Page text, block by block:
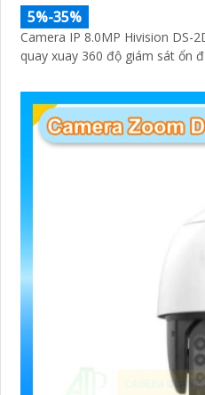
5%-35%
Camera IP 8.0MP Hivision DS-
quay xuay 360 độ giám sát ổn